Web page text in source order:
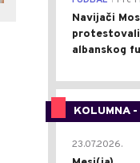
Navijači
albanskog
KOLUMNA
23.07.2026.